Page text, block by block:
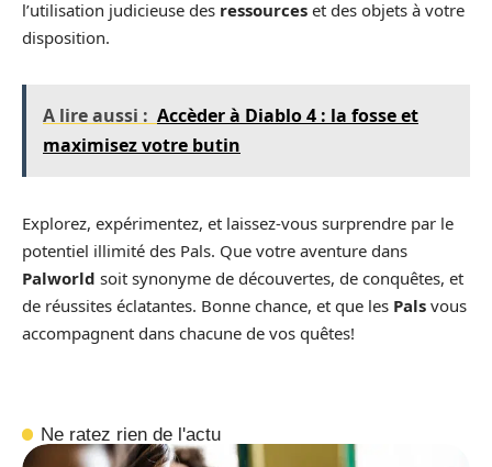
l’utilisation judicieuse des ressources et des objets à votre
disposition.
A lire aussi : Accèder à Diablo 4 : la fosse et
maximisez votre butin
Explorez, expérimentez, et laissez-vous surprendre par le
potentiel illimité des Pals. Que votre aventure dans
Palworld soit synonyme de découvertes, de conquêtes, et
de réussites éclatantes. Bonne chance, et que les Pals vous
accompagnent dans chacune de vos quêtes!
Ne ratez rien de l'actu